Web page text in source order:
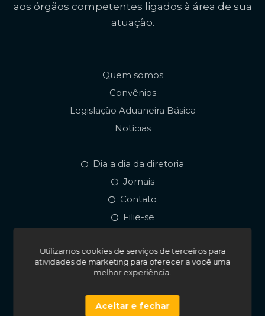
aos órgãos competentes ligados à área de sua
atuação.
Quem somos
Convênios
Legislação Aduaneira Básica
Notícias
Dia a dia da diretoria
Jornais
Contato
Filie-se
© 2026. Todos os direitos reservados. Sindaees • Sindicato
dos Despachantes Aduaneiros do Estado do Espírito
Santo
Utilizamos cookies de serviços de terceiros para
atividades de marketing para oferecer a você uma
melhor experiência.
Aceitar e fechar